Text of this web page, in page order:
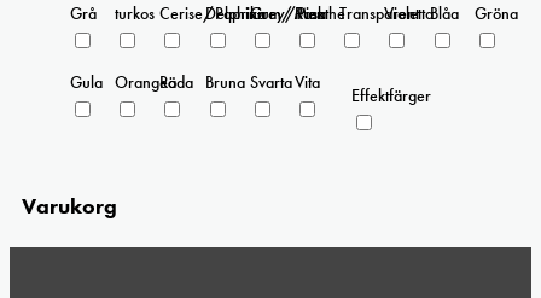
Grå turkos Cerise/Paprika
Delphinium/Menthe
Grey/Pink
Rosa Transparent
ViolettaBlåa Gröna
Gula OrangeaRöda Bruna SvartaVita
Effektfärger
Varukorg